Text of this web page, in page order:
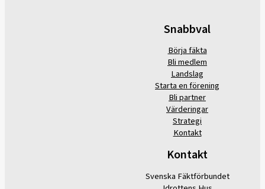
Snabbval
Börja fäkta
Bli medlem
Landslag
Starta en förening
Bli partner
Värderingar
Strategi
Kontakt
Kontakt
Svenska Fäktförbundet